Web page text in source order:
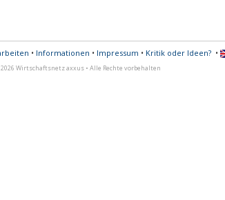
• Informationen • Impressum • Kritik oder Ideen?•
2026 Wirtschaftsnetz axxus • Alle Rechte vorbehalten